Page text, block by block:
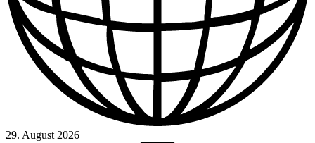
29. August 2026